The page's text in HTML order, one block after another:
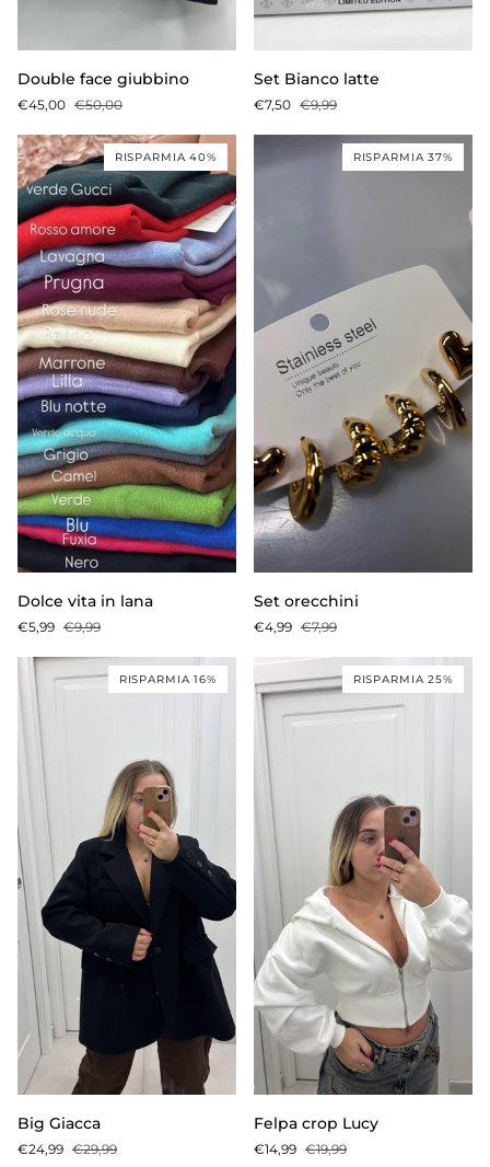
Double
giubbino
Double face giubbino
€45,00 €50,00
latte
Set Bianco latte
€7,50 €9,99
RISPARMIA 40%
Dolce
in
lana
Dolce vita in lana
€5,99 €9,99
RISPARMIA 37%
Set orecchini
€4,99 €7,99
RISPARMIA 16%
Big
Giacca
Big Giacca
€24,99 €29,99
RISPARMIA 25%
Felpa
crop
Lucy
Felpa crop Lucy
€14,99 €19,99